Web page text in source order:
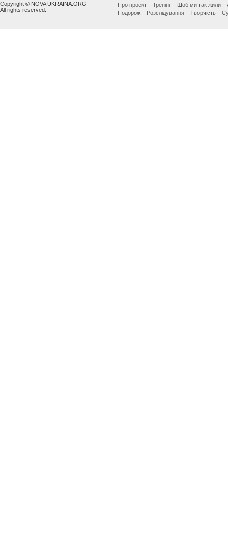
Copyright © NOVA UKRAINA.ORG
All rights reserved.
Про проект Тренінг Щоб ми так жили
Подорож
Розслідування Творчість